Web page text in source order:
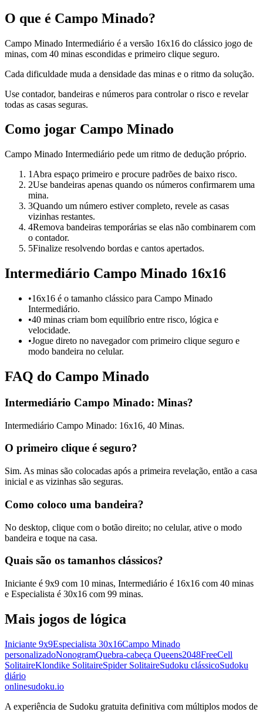
O que é Campo Minado?
Campo Minado Intermediário é a versão 16x16 do clássico jogo de
minas, com 40 minas escondidas e primeiro clique seguro.
Cada dificuldade muda a densidade das minas e o ritmo da solução.
Use contador, bandeiras e números para controlar o risco e revelar
todas as casas seguras.
Como jogar Campo Minado
Campo Minado Intermediário pede um ritmo de dedução próprio.
1 Abra espaço primeiro e procure padrões de baixo risco.
2Use bandeiras apenas quando os números confirmarem uma
mina.
3Quando um número estiver completo, revele as casas
vizinhas restantes.
4Remova bandeiras temporárias se elas não combinarem com
o contador.
5Finalize resolvendo bordas e cantos apertados.
Intermediário Campo Minado 16x16
•16x16 é o tamanho clássico para Campo Minado
Intermediário.
•40 minas criam bom equilíbrio entre risco, lógica e
velocidade.
•Jogue direto no navegador com primeiro clique seguro e
modo bandeira no celular.
FAQ do Campo Minado
Intermediário Campo Minado: Minas?
Intermediário Campo Minado: 16x16, 40 Minas.
O primeiro clique é seguro?
Sim. As minas são colocadas após a primeira revelação, então a casa
inicial e as vizinhas são seguras.
Como coloco uma bandeira?
No desktop, clique com o botão direito; no celular, ative o modo
bandeira e toque na casa.
Quais são os tamanhos clássicos?
Iniciante é 9x9 com 10 minas, Intermediário é 16x16 com 40 minas
e Especialista é 30x16 com 99 minas.
Mais jogos de lógica
Iniciante 9x9Especialista 30x16Campo Minado
personalizadoNonogramQuebra-cabeça Queens2048FreeCell
SolitaireKlondike SolitaireSpider SolitaireSudoku clássicoSudoku
diário
onlinesudoku.io
A experiência de Sudoku gratuita definitiva com múltiplos modos de